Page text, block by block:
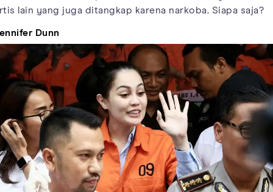
lain yang juga ditangkap karena narkoba. Siapa saja?
Dunn